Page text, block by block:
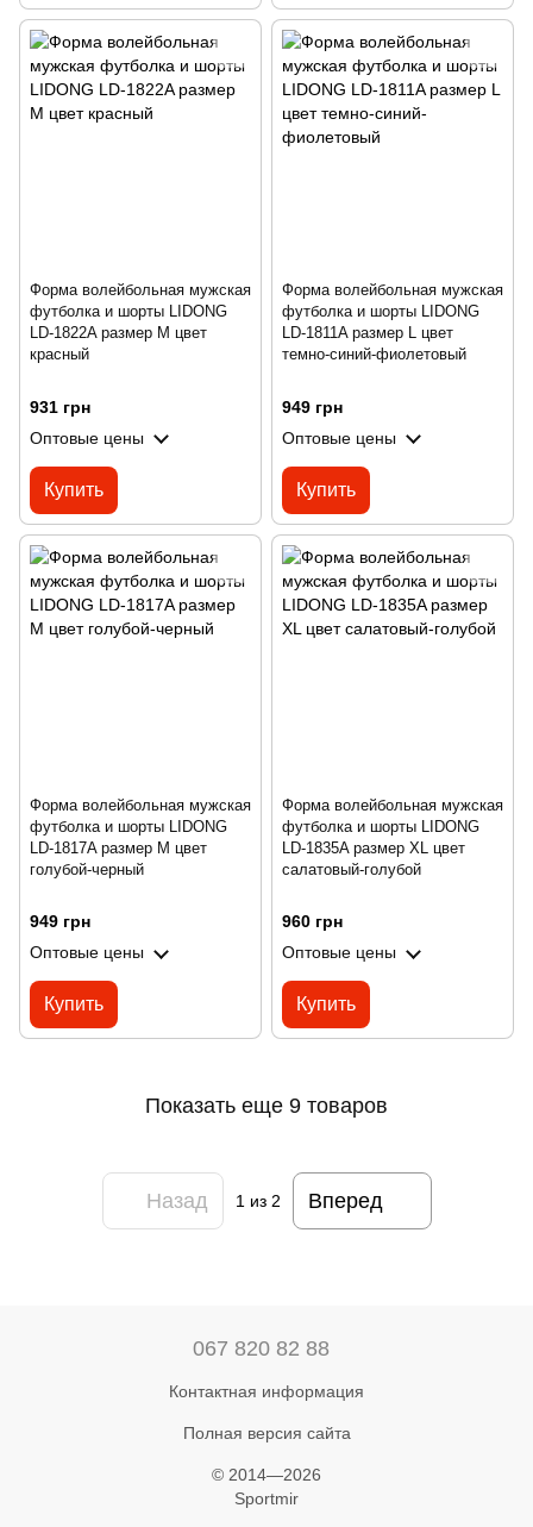
Форма волейбольная мужская
футболка и шорты LIDONG
LD-1822A размер M цвет
красный
931 грн
Оптовые цены
Купить
Форма волейбольная мужская
футболка и шорты LIDONG
LD-1811A размер L цвет
темно-синий-фиолетовый
949 грн
Оптовые цены
Купить
Форма волейбольная мужская
футболка и шорты LIDONG
LD-1817A размер M цвет
голубой-черный
949 грн
Оптовые цены
Купить
Форма волейбольная мужская
футболка и шорты LIDONG
LD-1835A размер XL цвет
салатовый-голубой
960 грн
Оптовые цены
Купить
Показать еще 9 товаров
Назад 1из 2 Вперед
067 820 82 88
Контактная информация
Полная версия сайта
© 2014—2026
Sportmir